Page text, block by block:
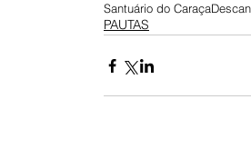
Santuário do Caraça
PAUTAS